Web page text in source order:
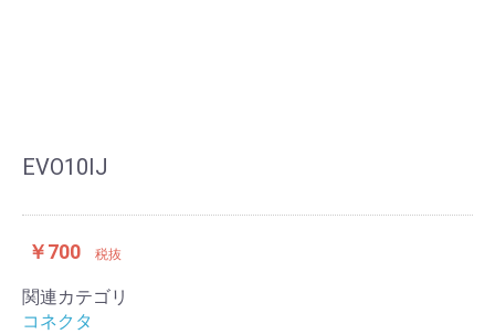
EVO10IJ
￥700 税抜
関連カテゴリ
コネクタ